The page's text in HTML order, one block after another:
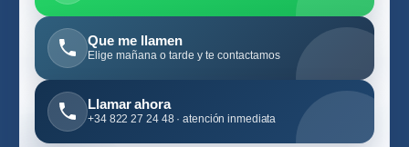
Que me llamen
Elige mañana o tarde y te contactamos
Llamar ahora
+34 822 27 24 48 · atención inmediata